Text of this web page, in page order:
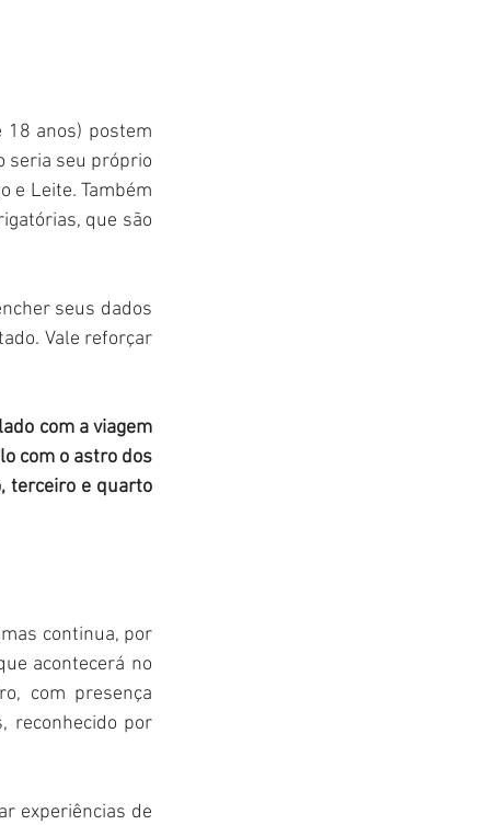
18 anos) postem
seria seu próprio
e Leite. Também
seus dados
Vale reforçar
com a viagem
com o astro dos
terceiro e quarto
continua, por
acontecerá no
com presença
reconhecido por
experiências de